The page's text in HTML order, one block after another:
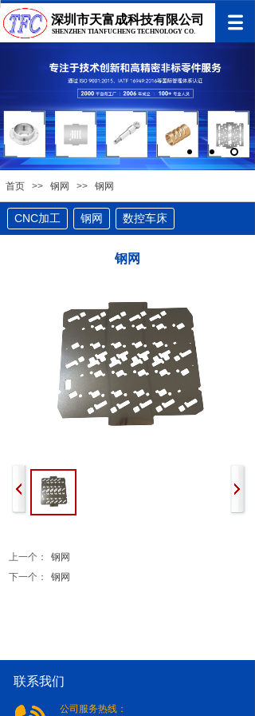
深圳市天富成科技有限公司
SHENZHEN TIANFUCHENG TECHNOLOGY CO.
首页 >> 钢网 >> 钢网
CNC加工 钢网 数控车床
钢网
上一个：
钢网
下一个：
钢网
公司服务热线：
联系我们